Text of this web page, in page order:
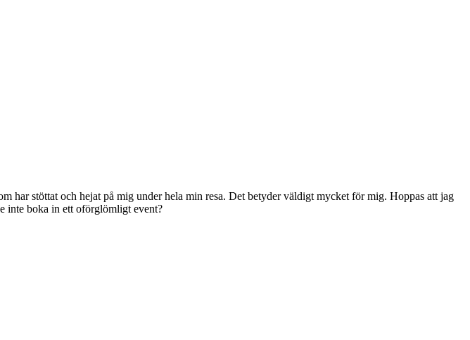
har stöttat och hejat på mig under hela min resa. Det betyder väldigt mycket för mig. Hoppas att jag
inte boka in ett oförglömligt event?